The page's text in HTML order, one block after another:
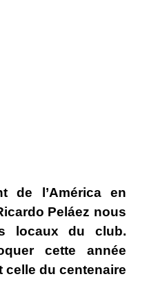
de l’América en
Peláez nous
locaux du club.
cette année
celle du centenaire